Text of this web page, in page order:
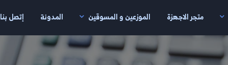
متجر الاجهزة الموزعين و المسوقين المدونة إتصل بنا